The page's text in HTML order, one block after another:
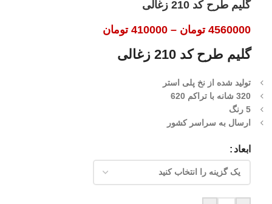
گلیم طرح کد 210 زغالی
4560000 تومان –
410000 تومان
گلیم طرح کد 210 زغالی
تولید شده از نخ پلی استر
320 شانه با تراکم 620
5 رنگ
ارسال به سراسر کشور
ابعاد